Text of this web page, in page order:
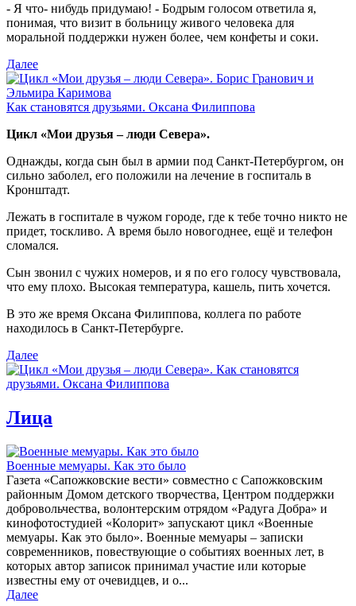
- Я что- нибудь придумаю! - Бодрым голосом ответила я,
понимая, что визит в больницу живого человека для
моральной поддержки нужен более, чем конфеты и соки.
Далее
Как становятся друзьями. Оксана Филиппова
Цикл «Мои друзья – люди Севера».
Однажды, когда сын был в армии под Санкт-Петербургом, он
сильно заболел, его положили на лечение в госпиталь в
Кронштадт.
Лежать в госпитале в чужом городе, где к тебе точно никто не
придет, тоскливо. А время было новогоднее, ещё и телефон
сломался.
Сын звонил с чужих номеров, и я по его голосу чувствовала,
что ему плохо. Высокая температура, кашель, пить хочется.
В это же время Оксана Филиппова, коллега по работе
находилось в Санкт-Петербурге.
Далее
Лица
Военные мемуары. Как это было
Газета «Сапожковские вести» совместно с Сапожковским
районным Домом детского творчества, Центром поддержки
добровольчества, волонтерским отрядом «Радуга Добра» и
кинофотостудией «Колорит» запускают цикл «Военные
мемуары. Как это было». Военные мемуары – записки
современников, повествующие о событиях военных лет, в
которых автор записок принимал участие или которые
известны ему от очевидцев, и о...
Далее